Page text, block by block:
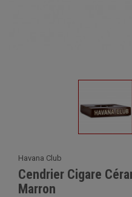
Havana Club
Cendrier Cigare
Marron